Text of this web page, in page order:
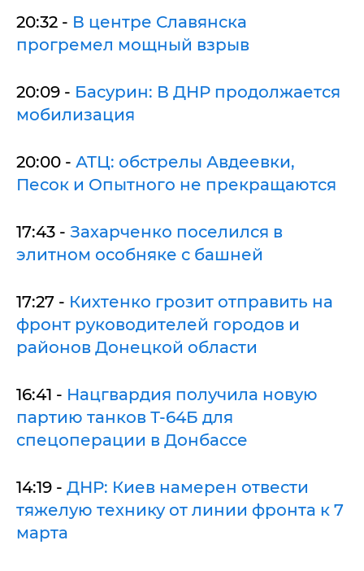
20:32 - В центре Славянска
прогремел мощный взрыв
20:09 - Басурин: В ДНР продолжается
мобилизация
20:00 - АТЦ: обстрелы Авдеевки,
Песок и Опытного не прекращаются
17:43 - Захарченко поселился в
элитном особняке с башней
17:27 - Кихтенко грозит отправить на
фронт руководителей городов и
районов Донецкой области
16:41 - Нацгвардия получила новую
партию танков Т-64Б для
спецоперации в Донбассе
14:19 - ДНР: Киев намерен отвести
тяжелую технику от линии фронта к 7
марта